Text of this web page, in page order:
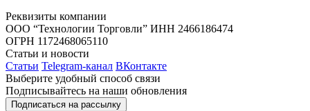
Реквизиты компании
ООО “Технологии Торговли” ИНН 2466186474
ОГРН 1172468065110
Статьи и новости
Статьи Telegram-канал ВКонтакте
Выберите удобный способ связи
Подписывайтесь на наши обновления
Подписаться на рассылку